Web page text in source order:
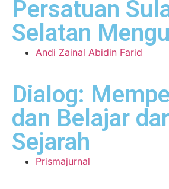
Persatuan
Selatan
Andi Zainal Abidin Farid
Dialog:
dan Belajar
Sejarah
Prismajurnal